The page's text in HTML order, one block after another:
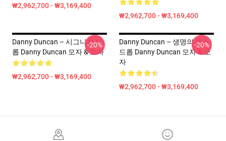
₩2,962,700 - ₩3,169,400
₩2,962,700 - ₩3,169,400
Danny Duncan – 시그니처 드
롭 Danny Duncan 모자 & 모자
₩2,962,700 - ₩3,169,400
-20%
Danny Duncan – 생명의 메스
드롭 Danny Duncan 모자 & 모
자
₩2,962,700 - ₩3,169,400
-20%